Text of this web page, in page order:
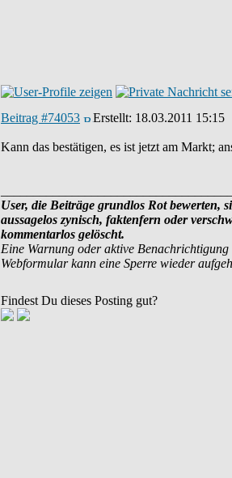
Beitrag #74053 Erstellt: 18.03.2011 15:15
Kann das bestätigen, es ist jetzt am Markt;
User, die Beiträge grundlos Rot bewerten,
aussagelos zynisch, faktenfern oder
kommentarlos gelöscht.
Eine Warnung oder aktive
Webformular kann eine Sperre wieder
Findest Du dieses Posting gut?